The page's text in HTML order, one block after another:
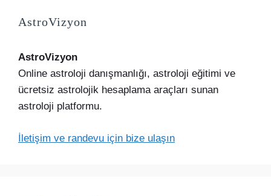
AstroVizyon
AstroVizyon
Online astroloji danışmanlığı, astroloji eğitimi ve
ücretsiz astrolojik hesaplama araçları sunan
astroloji platformu.
İletişim ve randevu için bize ulaşın